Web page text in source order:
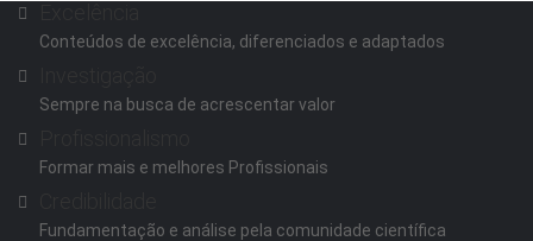
Conteúdos de excelência, diferenciados e adaptados
Sempre na busca de acrescentar valor
Formar mais e melhores Profissionais
Fundamentação e análise pela comunidade científica